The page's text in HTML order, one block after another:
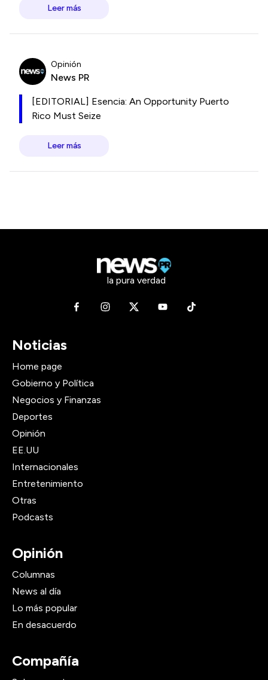
Leer más
Opinión
News PR
[EDITORIAL] Esencia: An Opportunity Puerto
Rico Must Seize
Leer más
la pura verdad
Noticias
Home page
Gobierno y Política
Negocios y Finanzas
Deportes
Opinión
EE.UU
Internacionales
Entretenimiento
Otras
Podcasts
Opinión
Columnas
News al día
Lo más popular
En desacuerdo
Compañía